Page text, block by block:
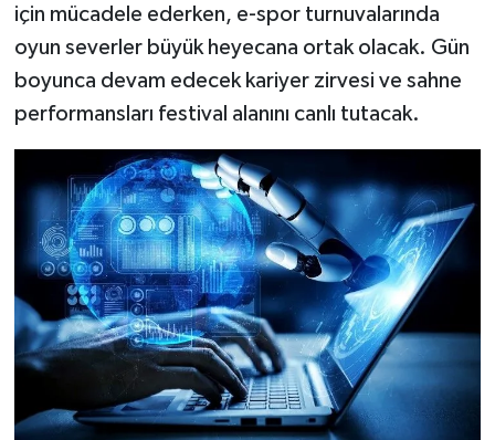
için mücadele ederken, e-spor turnuvalarında
oyun severler büyük heyecana ortak olacak. Gün
boyunca devam edecek kariyer zirvesi ve sahne
performansları festival alanını canlı tutacak.